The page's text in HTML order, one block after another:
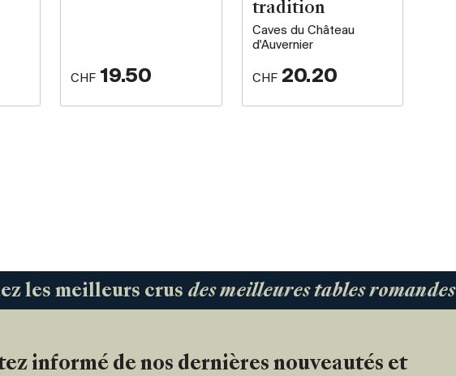
CHF 19.50
tradition
Caves du Château
d'Auvernier
CHF 20.20
les meilleurs crus des meilleures tables romandes
informé de nos dernières nouveautés et